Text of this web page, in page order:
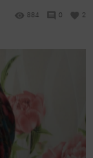
884 0 2